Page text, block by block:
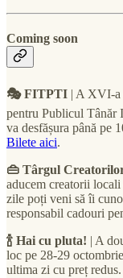
Coming soon
🎭 FITPTI | A XVI-a
pentru Publicul Tânăr
va desfășura până pe
Bilete aici.
👜 Târgul
aducem creatorii
zile poți veni să îi
responsabil cadouri
🍾 Hai cu pluta! | A
loc pe 28-29
ultima zi cu preț redus.